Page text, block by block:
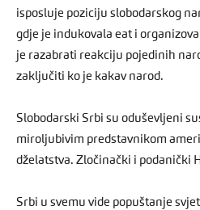
isposluje poziciju slobodarskog
gdje je indukovala eat i
je razabrati reakciju pojedinih
zaključiti ko je kakav narod.
Slobodarski Srbi su oduševljeni
miroljubivim predstavnikom
dželatstva. Zločinački i podanički
Srbi u svemu vide popuštanje